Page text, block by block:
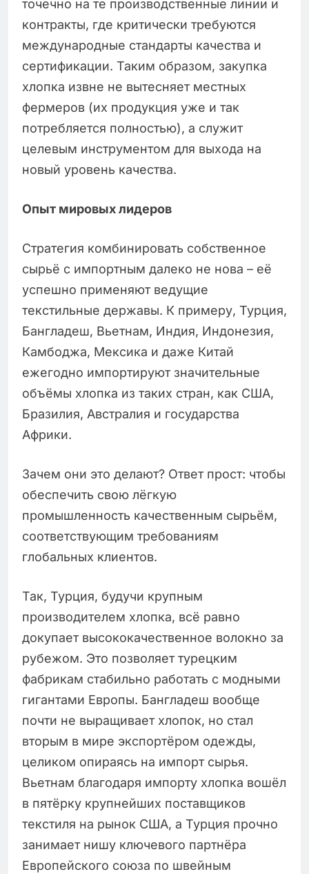
точечно на те производственные линии и
контракты, где критически требуются
международные стандарты качества и
сертификации. Таким образом, закупка
хлопка извне не вытесняет местных
фермеров (их продукция уже и так
потребляется полностью), а служит
целевым инструментом для выхода на
новый уровень качества.
Опыт мировых лидеров
Стратегия комбинировать собственное
сырьё с импортным далеко не нова – её
успешно применяют ведущие
текстильные державы. К примеру, Турция,
Бангладеш, Вьетнам, Индия, Индонезия,
Камбоджа, Мексика и даже Китай
ежегодно импортируют значительные
объёмы хлопка из таких стран, как США,
Бразилия, Австралия и государства
Африки.
Зачем они это делают? Ответ прост: чтобы
обеспечить свою лёгкую
промышленность качественным сырьём,
соответствующим требованиям
глобальных клиентов.
Так, Турция, будучи крупным
производителем хлопка, всё равно
докупает высококачественное волокно за
рубежом. Это позволяет турецким
фабрикам стабильно работать с модными
гигантами Европы. Бангладеш вообще
почти не выращивает хлопок, но стал
вторым в мире экспортёром одежды,
целиком опираясь на импорт сырья.
Вьетнам благодаря импорту хлопка вошёл
в пятёрку крупнейших поставщиков
текстиля на рынок США, а Турция прочно
занимает нишу ключевого партнёра
Европейского союза по швейным